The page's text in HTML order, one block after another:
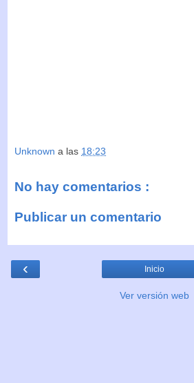
Unknown a las 18:23
No hay comentarios :
Publicar un comentario
‹ Inicio
Ver versión web